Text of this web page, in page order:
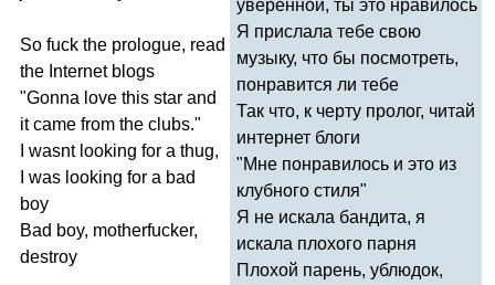
So fuck the prologue, read
the Internet blogs
"Gonna love this star and
it came from the clubs."
wasnt looking for a thug,
was looking for a bad
boy
Bad boy, motherfucker,
destroy
уверенной, ты это нравилось
Я прислала тебе свою
музыку, что бы посмотреть,
понравится ли тебе
Так что, к черту пролог, читай
интернет блоги
"Мне понравилось и это из
клубного стиля"
Я не искала бандита, я
искала плохого парня
Плохой парень, ублюдок,